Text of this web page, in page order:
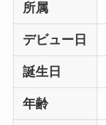
所属
デビュー日
誕生日
年齢